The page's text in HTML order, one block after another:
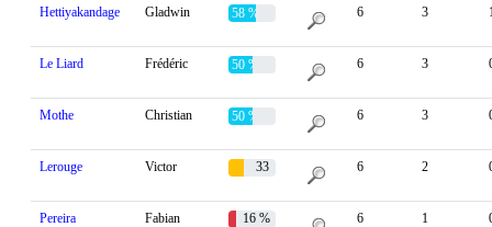
Hettiyakandage Gladwin 58 % 6 3
Le Liard Frédéric 50 % 6 3
Mothe Christian 50 % 6 3
Lerouge Victor
33
6 2
Pereira Fabian 16 % 6 1